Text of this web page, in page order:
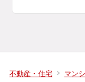
不動産・住宅 マン